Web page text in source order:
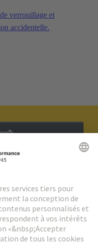
verrouillage et
accidentelle.